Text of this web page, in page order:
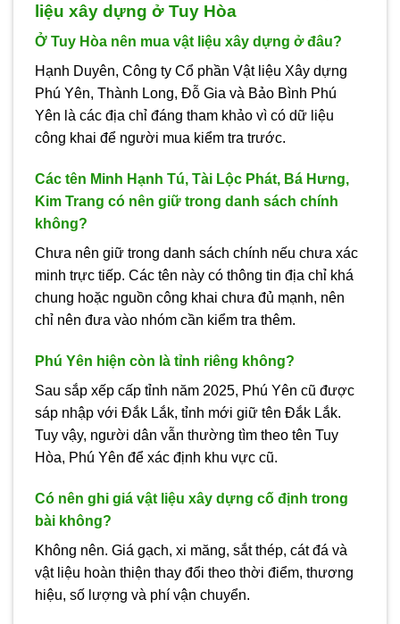
liệu xây dựng ở Tuy Hòa
Ở Tuy Hòa nên mua vật liệu xây dựng ở đâu?
Hạnh Duyên, Công ty Cổ phần Vật liệu Xây dựng
Phú Yên, Thành Long, Đỗ Gia và Bảo Bình Phú
Yên là các địa chỉ đáng tham khảo vì có dữ liệu
công khai để người mua kiểm tra trước.
Các tên Minh Hạnh Tú, Tài Lộc Phát, Bá Hưng,
Kim Trang có nên giữ trong danh sách chính
không?
Chưa nên giữ trong danh sách chính nếu chưa xác
minh trực tiếp. Các tên này có thông tin địa chỉ khá
chung hoặc nguồn công khai chưa đủ mạnh, nên
chỉ nên đưa vào nhóm cần kiểm tra thêm.
Phú Yên hiện còn là tỉnh riêng không?
Sau sắp xếp cấp tỉnh năm 2025, Phú Yên cũ được
sáp nhập với Đắk Lắk, tỉnh mới giữ tên Đắk Lắk.
Tuy vậy, người dân vẫn thường tìm theo tên Tuy
Hòa, Phú Yên để xác định khu vực cũ.
Có nên ghi giá vật liệu xây dựng cố định trong
bài không?
Không nên. Giá gạch, xi măng, sắt thép, cát đá và
vật liệu hoàn thiện thay đổi theo thời điểm, thương
hiệu, số lượng và phí vận chuyển.